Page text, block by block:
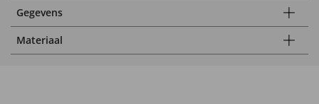
Gegevens
Materiaal